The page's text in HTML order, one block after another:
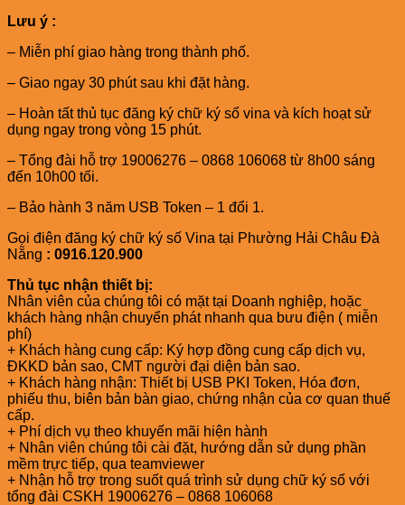
Lưu ý :
– Miễn phí giao hàng trong thành phố.
– Giao ngay 30 phút sau khi đặt hàng.
– Hoàn tất thủ tục đăng ký chữ ký số vina và kích hoạt sử
dụng ngay trong vòng 15 phút.
– Tổng đài hỗ trợ 19006276 – 0868 106068 từ 8h00 sáng
đến 10h00 tối.
– Bảo hành 3 năm USB Token – 1 đổi 1.
Gọi điện đăng ký chữ ký số Vina tại Phường Hải Châu Đà
Nẵng : 0916.120.900
Thủ tục nhận thiết bị:
Nhân viên của chúng tôi có mặt tại Doanh nghiệp, hoặc
khách hàng nhận chuyển phát nhanh qua bưu điện ( miễn
phí)
+ Khách hàng cung cấp: Ký hợp đồng cung cấp dịch vụ,
ĐKKD bản sao, CMT người đại diện bản sao.
+ Khách hàng nhận: Thiết bị USB PKI Token, Hóa đơn,
phiếu thu, biên bản bàn giao, chứng nhận của cơ quan thuế
cấp.
+ Phí dịch vụ theo khuyến mãi hiện hành
+ Nhân viên chúng tôi cài đặt, hướng dẫn sử dụng phần
mềm trực tiếp, qua teamviewer
+ Nhận hỗ trợ trong suốt quá trình sử dụng chữ ký số với
tổng đài CSKH 19006276 – 0868 106068